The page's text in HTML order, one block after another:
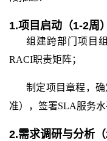
1.项目启动（1-2周）
组建跨部门项目
RACI职责矩阵；
制定项目章程，
准），签署SLA服务水
2.需求调研与分析（